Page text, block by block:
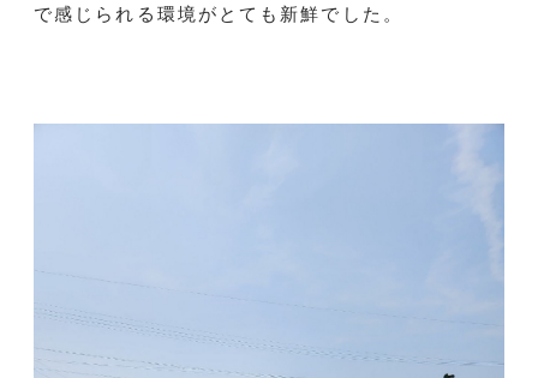
で感じられる環境がとても新鮮でした。